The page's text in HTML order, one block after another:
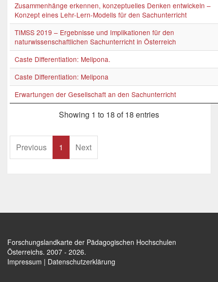
Zusammenhänge erkennen, konzeptuelles Denken entwickeln –
Konzept eines Lehr-Lern-Modells für den Sachunterricht
TIMSS 2019 – Ergebnisse und Implikationen für den
naturwissenschaftlichen Sachunterricht in Österreich
Caste Differentiation: Melipona.
Caste Differentiation: Melipona
Erwartungen der Gesellschaft an den Sachunterricht
Showing 1 to 18 of 18 entries
Previous 1 Next
Forschungslandkarte der Pädagogischen Hochschulen
Österreichs. 2007 - 2026.
Impressum | Datenschutzerklärung